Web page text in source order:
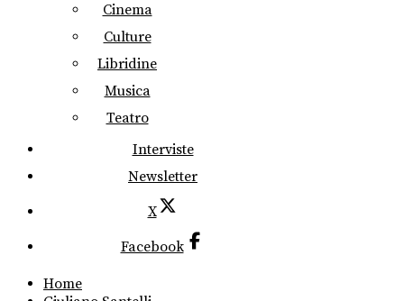
Cinema
Culture
Libridine
Musica
Teatro
Interviste
Newsletter
X
Facebook
Home